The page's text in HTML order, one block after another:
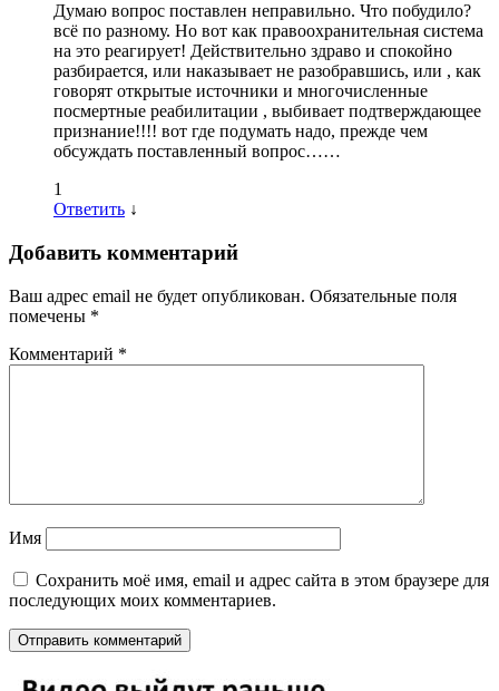
Думаю вопрос поставлен неправильно. Что побудило?
всё по разному. Но вот как правоохранительная система
на это реагирует! Действительно здраво и спокойно
разбирается, или наказывает не разобравшись, или , как
говорят открытые источники и многочисленные
посмертные реабилитации , выбивает подтверждающее
признание!!!! вот где подумать надо, прежде чем
обсуждать поставленный вопрос……
1
Ответить ↓
Добавить комментарий
Ваш адрес email не будет опубликован. Обязательные поля
помечены *
Комментарий *
Имя
Сохранить моё имя, email и адрес сайта в этом браузере для
последующих моих комментариев.